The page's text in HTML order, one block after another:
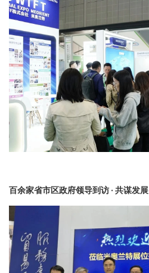
百余家省市区政府领导到访 · 共谋发展